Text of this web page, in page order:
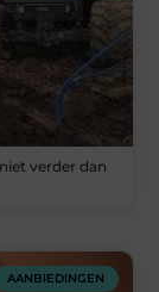
verder dan
AANBIEDINGEN